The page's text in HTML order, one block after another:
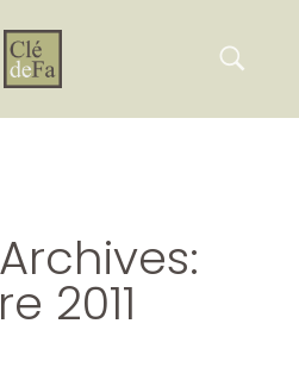
2011